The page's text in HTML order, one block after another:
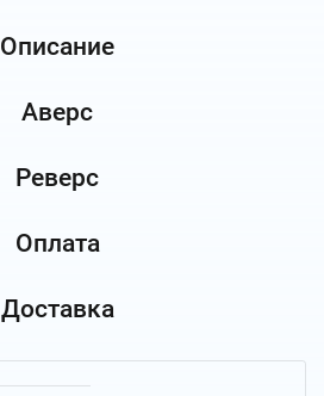
Описание
Аверс
Реверс
Оплата
Доставка